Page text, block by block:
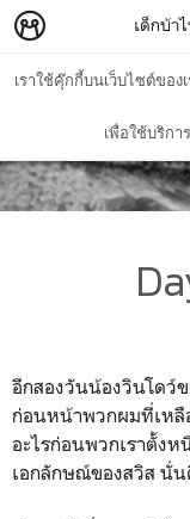
เราใช้คุ๊กกี้บนเว็บไซต์ขอ
เพื่อใช้บริกา
เด็กบ้า
อีกสองวันน้องวินโดว์
ก่อนหน้าพวกผมที่เหลื
อะไรก่อนพวกเราตั้ง
เอกลักษณ์ของสวิส นั่